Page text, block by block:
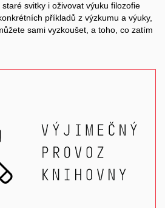
svitky i oživovat výuku filozofie
příkladů z výzkumu a výuky,
sami vyzkoušet, a toho, co zatím